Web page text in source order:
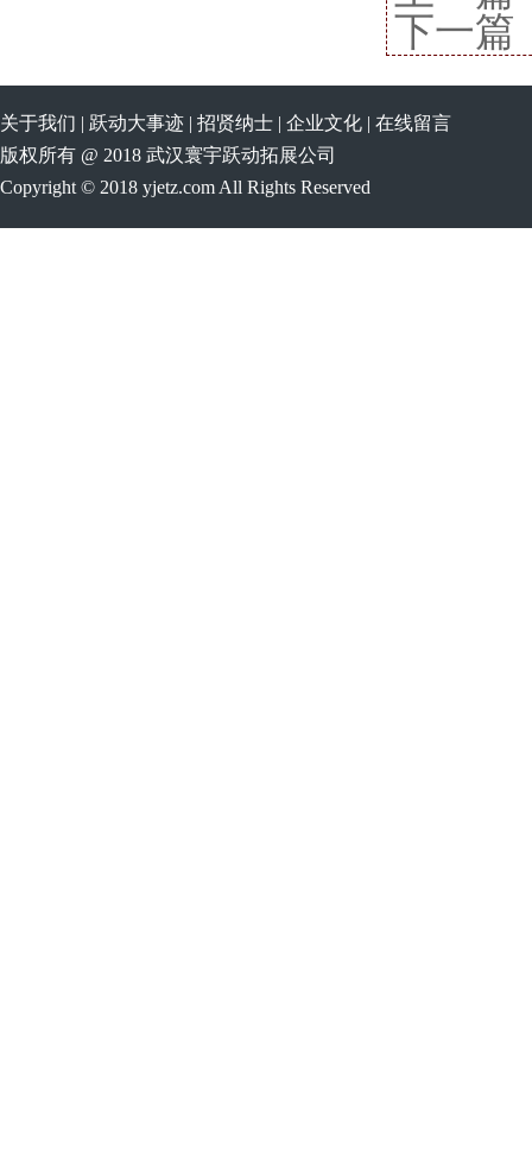
下一篇
关于我们 | 跃动大事迹 | 招贤纳士 | 企业文化 | 在线留言
版权所有 @ 2018 武汉寰宇跃动拓展公司
Copyright © 2018 yjetz.com All Rights Reserved